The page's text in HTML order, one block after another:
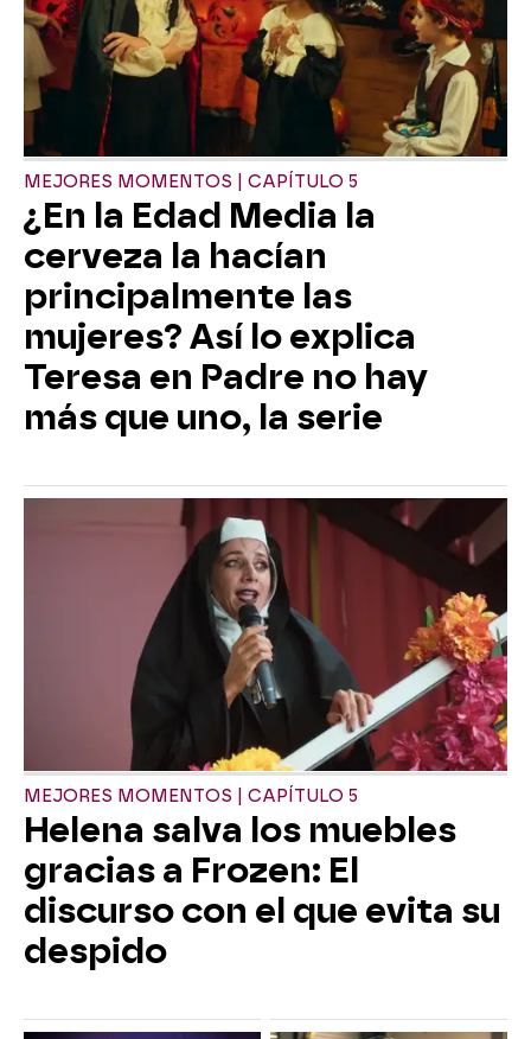
MEJORES MOMENTOS | CAPÍTULO 5
¿En la Edad Media la
cerveza la hacían
principalmente las
mujeres? Así lo explica
Teresa en Padre no hay
más que uno, la serie
MEJORES MOMENTOS | CAPÍTULO 5
Helena salva los muebles
gracias a Frozen: El
discurso con el que evita su
despido